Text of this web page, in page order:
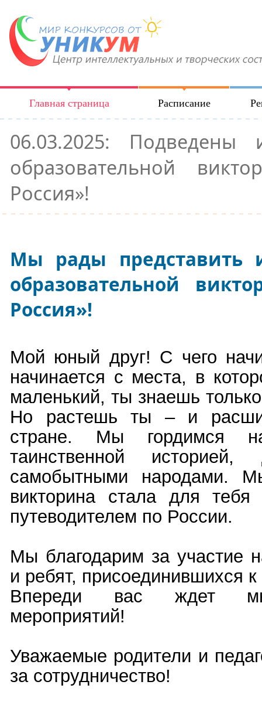
Главная страница Расписание
06.03.2025: Подведены
образовательной
Россия»!
Мы рады представить
образовательной
Россия»!
Мой юный друг! С чего
начинается с места, в
маленький, ты знаешь
Но растешь ты – и
стране. Мы гордимся
таинственной
самобытными народами.
викторина стала для
путеводителем по России.
Мы благодарим за участие
и ребят, присоединившихся
Впереди вас ждет
мероприятий!
Уважаемые родители и
за сотрудничество!